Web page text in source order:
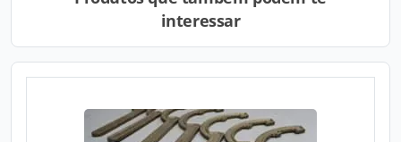
interessar